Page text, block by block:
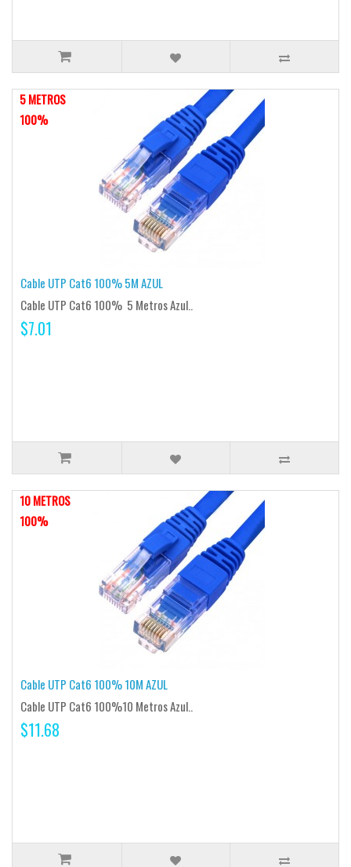
5 METROS
100%
Cable UTP Cat6 100% 5M AZUL
Cable UTP Cat6 100% 5 Metros Azul..
$7.01
10 METROS
100%
Cable UTP Cat6 100% 10M AZUL
Cable UTP Cat6 100%10 Metros Azul..
$11.68